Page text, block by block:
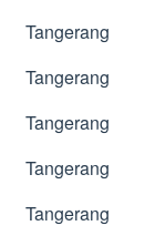
Tangerang
Tangerang
Tangerang
Tangerang
Tangerang